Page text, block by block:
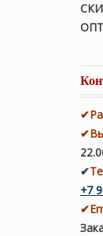
✔
✔
✔
+7
✔